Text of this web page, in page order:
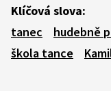
Klíčová slova:
tanec
hudebně
škola tance